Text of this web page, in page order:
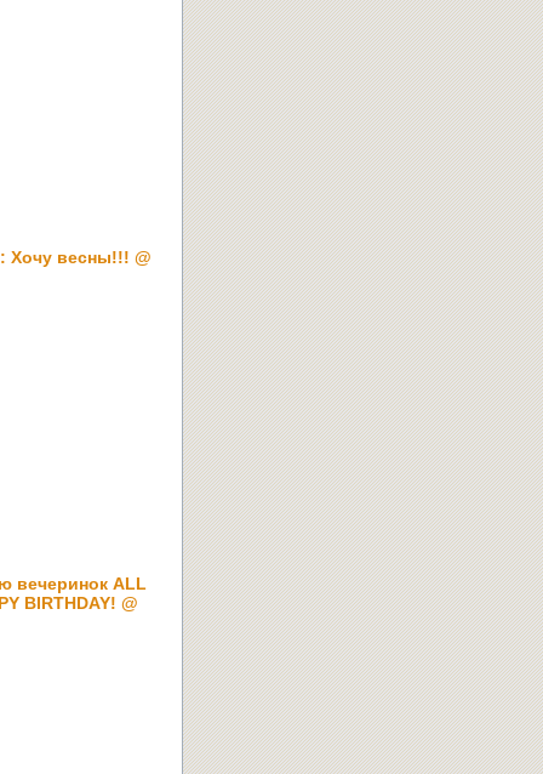
Хочу весны!!! @
вечеринок ALL
BIRTHDAY! @